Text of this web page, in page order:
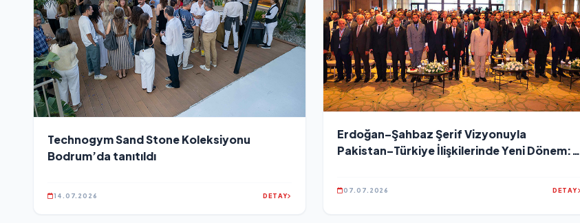
Technogym Sand Stone Koleksiyonu
Bodrum’da tanıtıldı
14.07.2026 DETAY
Erdoğan–Şahbaz Şerif Vizyonuyla
Pakistan–Türkiye İlişkilerinde Yeni Dönem:
07.07.2026 DETAY